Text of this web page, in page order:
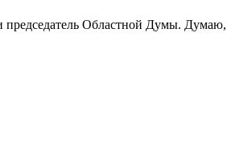
председатель Областной Думы.